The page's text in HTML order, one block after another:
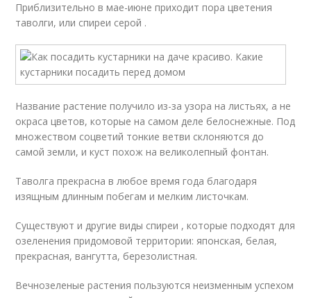
Приблизительно в мае-июне приходит пора цветения
таволги, или спиреи серой .
Название растение получило из-за узора на листьях, а не
окраса цветов, которые на самом деле белоснежные. Под
множеством соцветий тонкие ветви склоняются до
самой земли, и куст похож на великолепный фонтан.
Таволга прекрасна в любое время года благодаря
изящным длинным побегам и мелким листочкам.
Существуют и другие виды спиреи , которые подходят для
озеленения придомовой территории: японская, белая,
прекрасная, вангутта, березолистная.
Вечнозеленые растения пользуются неизменным успехом